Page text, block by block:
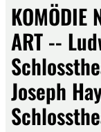
KOMÖDIE
ART --
Joseph